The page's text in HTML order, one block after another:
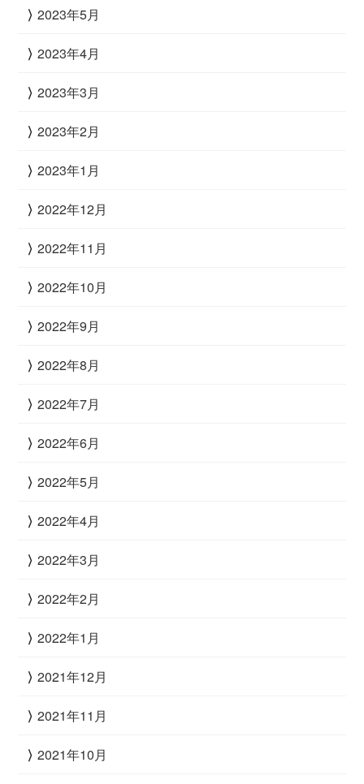
2023年5月
2023年4月
2023年3月
2023年2月
2023年1月
2022年12月
2022年11月
2022年10月
2022年9月
2022年8月
2022年7月
2022年6月
2022年5月
2022年4月
2022年3月
2022年2月
2022年1月
2021年12月
2021年11月
2021年10月